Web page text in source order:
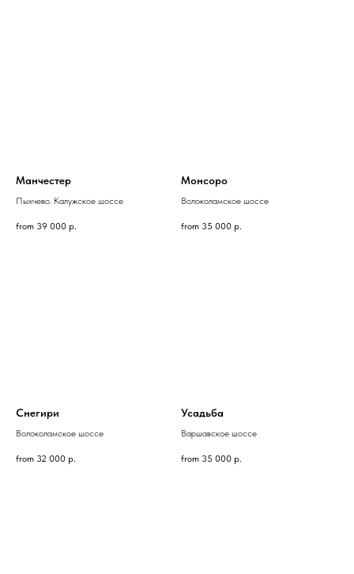
Манчестер
Пыхчево. Калужское шоссе
from 39 000 р.
Монсоро
Волоколамское шоссе
from 35 000 р.
Снегири
Волоколамское шоссе
from 32 000 р.
Усадьба
Варшавское шоссе
from 35 000 р.